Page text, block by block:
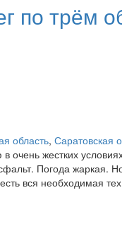
по трём
область, Саратовская
очень жестких
Погода жаркая.
вся необходимая
областям Поволжья